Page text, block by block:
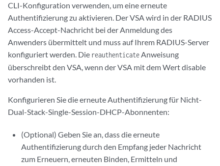
CLI-Konfiguration verwenden, um eine erneute
Authentifizierung zu aktivieren. Der VSA wird in der RADIUS
Access-Accept-Nachricht bei der Anmeldung des
Anwenders übermittelt und muss auf Ihrem RADIUS-Server
konfiguriert werden. Die reauthenticateAnweisung
überschreibt den VSA, wenn der VSA mit dem Wert disable
vorhanden ist.
Konfigurieren Sie die erneute Authentifizierung für Nicht-
Dual-Stack-Single-Session-DHCP-Abonnenten:
(Optional) Geben Sie an, dass die erneute
Authentifizierung durch den Empfang jeder Nachricht
zum Erneuern, erneuten Binden, Ermitteln und